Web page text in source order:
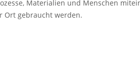
Materialien und Menschen
Ort gebraucht werden.